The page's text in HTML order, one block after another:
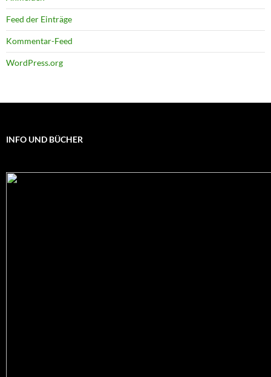
Feed der Einträge
Kommentar-Feed
WordPress.org
INFO UND BÜCHER